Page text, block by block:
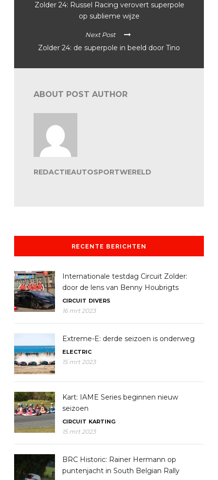
Zolder 24: Russel Racing verovert superpole
op sublieme wijze
Next Post
Zolder 24: de superpole in beeld door Tino
ABOUT POST AUTHOR
REDACTIEAUTOSPORTWERELD
RECENTE BERICHTEN
Internationale testdag Circuit Zolder:
door de lens van Benny Houbrigts
CIRCUIT DIVERS
16 mrt 2023
Extreme-E: derde seizoen is onderweg
ELECTRIC
15 mrt 2023
Kart: IAME Series beginnen nieuw
seizoen
CIRCUIT KARTING
15 mrt 2023
BRC Historic: Rainer Hermann op
puntenjacht in South Belgian Rally